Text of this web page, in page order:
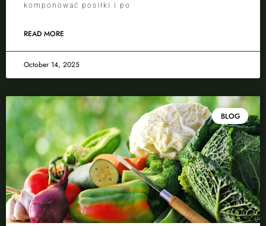
komponować posiłki i po
READ MORE
October 14, 2025
BLOG